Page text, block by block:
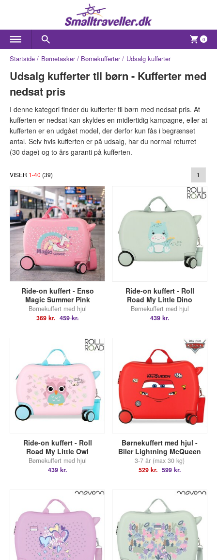
0
Startside Børnetasker Børnekufferter Udsalg kufferter
Udsalg kufferter til børn - Kufferter med
nedsat pris
I denne kategori finder du kufferter til børn med nedsat pris. At
kufferten er nedsat kan skyldes en midlertidig kampagne, eller at
kufferten er en udgået model, der derfor kun fås i begrænset
antal. Selv hvis kufferten er på udsalg, har du normal returret
(30 dage) og to års garanti på kufferten.
VISER 1-40 (39) 1
Ride-on kuffert - Enso
Magic Summer Pink
Børnekuffert med hjul
369 kr. 459 kr.
Ride-on kuffert - Roll
Road My Little Dino
Børnekuffert med hjul
439 kr.
Ride-on kuffert - Roll
Road My Little Owl
Børnekuffert med hjul
439 kr.
Børnekuffert med hjul -
Biler Lightning McQueen
3-7 år (max 30 kg)
529 kr. 599 kr.